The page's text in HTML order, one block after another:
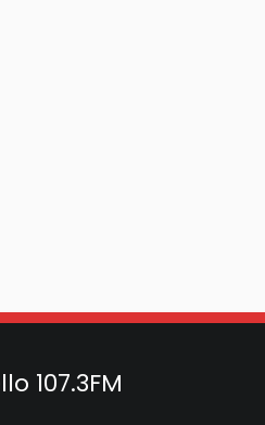
107.3FM